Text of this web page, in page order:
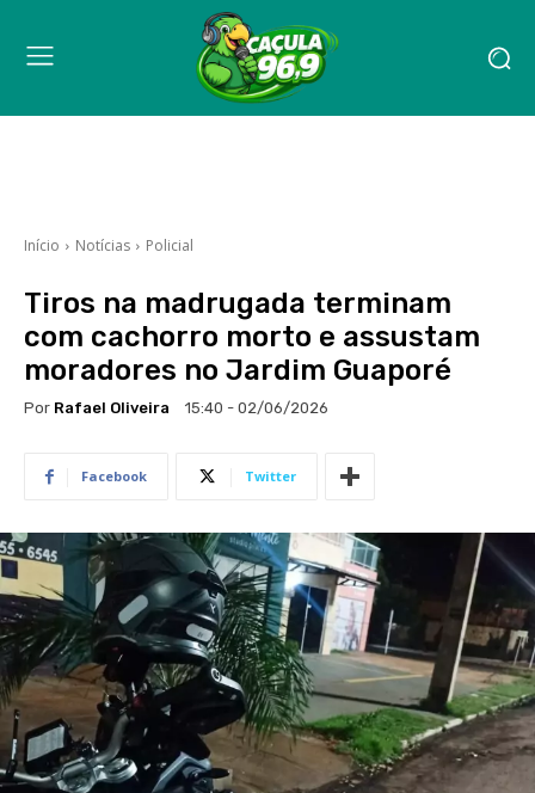
Início Notícias Policial
Tiros na madrugada terminam
com cachorro morto e assustam
moradores no Jardim Guaporé
Por Rafael Oliveira 15:40 - 02/06/2026
Facebook Twitter